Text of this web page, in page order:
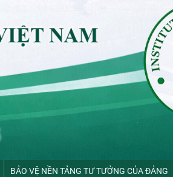
BẢO VỆ NỀN TẢNG TƯ TƯỞNG CỦA ĐẢNG